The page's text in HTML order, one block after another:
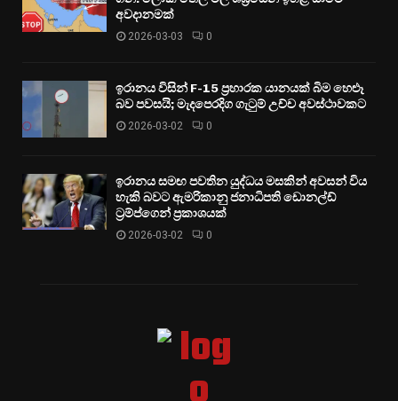
අවදානමක්
2026-03-03 0
ඉරානය විසින් F-15 ප්‍රහාරක යානයක් බිම හෙළූ
බව පවසයි; මැදපෙරදිග ගැටුම් උච්ච අවස්ථාවකට
2026-03-02 0
ඉරානය සමඟ පවතින යුද්ධය මසකින් අවසන් විය
හැකි බවට ඇමරිකානු ජනාධිපති ඩොනල්ඩ්
ට්‍රම්ප්ගෙන් ප්‍රකාශයක්
2026-03-02 0